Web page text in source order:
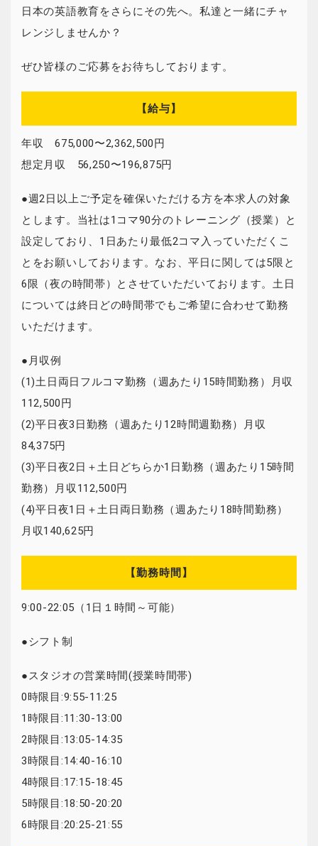
日本の英語教育をさらにその先へ。私達と一緒にチャ
レンジしませんか？
ぜひ皆様のご応募をお待ちしております。
【給与】
年収 675,000〜2,362,500円
想定月収 56,250〜196,875円
●週2日以上ご予定を確保いただける方を本求人の対象
とします。当社は1コマ90分のトレーニング（授業）と
設定しており、1日あたり最低2コマ入っていただくこ
とをお願いしております。なお、平日に関しては5限と
6限（夜の時間帯）とさせていただいております。土日
については終日どの時間帯でもご希望に合わせて勤務
いただけます。
●月収例
(1)土日両日フルコマ勤務（週あたり15時間勤務）月収
112,500円
(2)平日夜3日勤務（週あたり12時間週勤務）月収
84,375円
(3)平日夜2日＋土日どちらか1日勤務（週あたり15時間
勤務）月収112,500円
(4)平日夜1日＋土日両日勤務（週あたり18時間勤務）
月収140,625円
【勤務時間】
9:00-22:05（1日１時間～可能）
●シフト制
●スタジオの営業時間(授業時間帯)
0時限目:9:55-11:25
1時限目:11:30-13:00
2時限目:13:05-14:35
3時限目:14:40-16:10
4時限目:17:15-18:45
5時限目:18:50-20:20
6時限目:20:25-21:55